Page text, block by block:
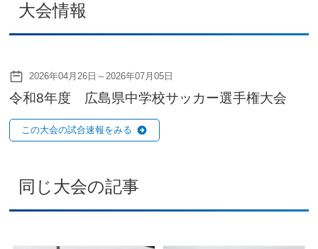
大会情報
2026年04月26日～2026年07月05日
令和8年度 広島県中学校サッカー選手権大会
この大会の試合速報をみる
同じ大会の記事